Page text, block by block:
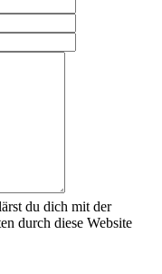
du dich mit der
durch diese Website